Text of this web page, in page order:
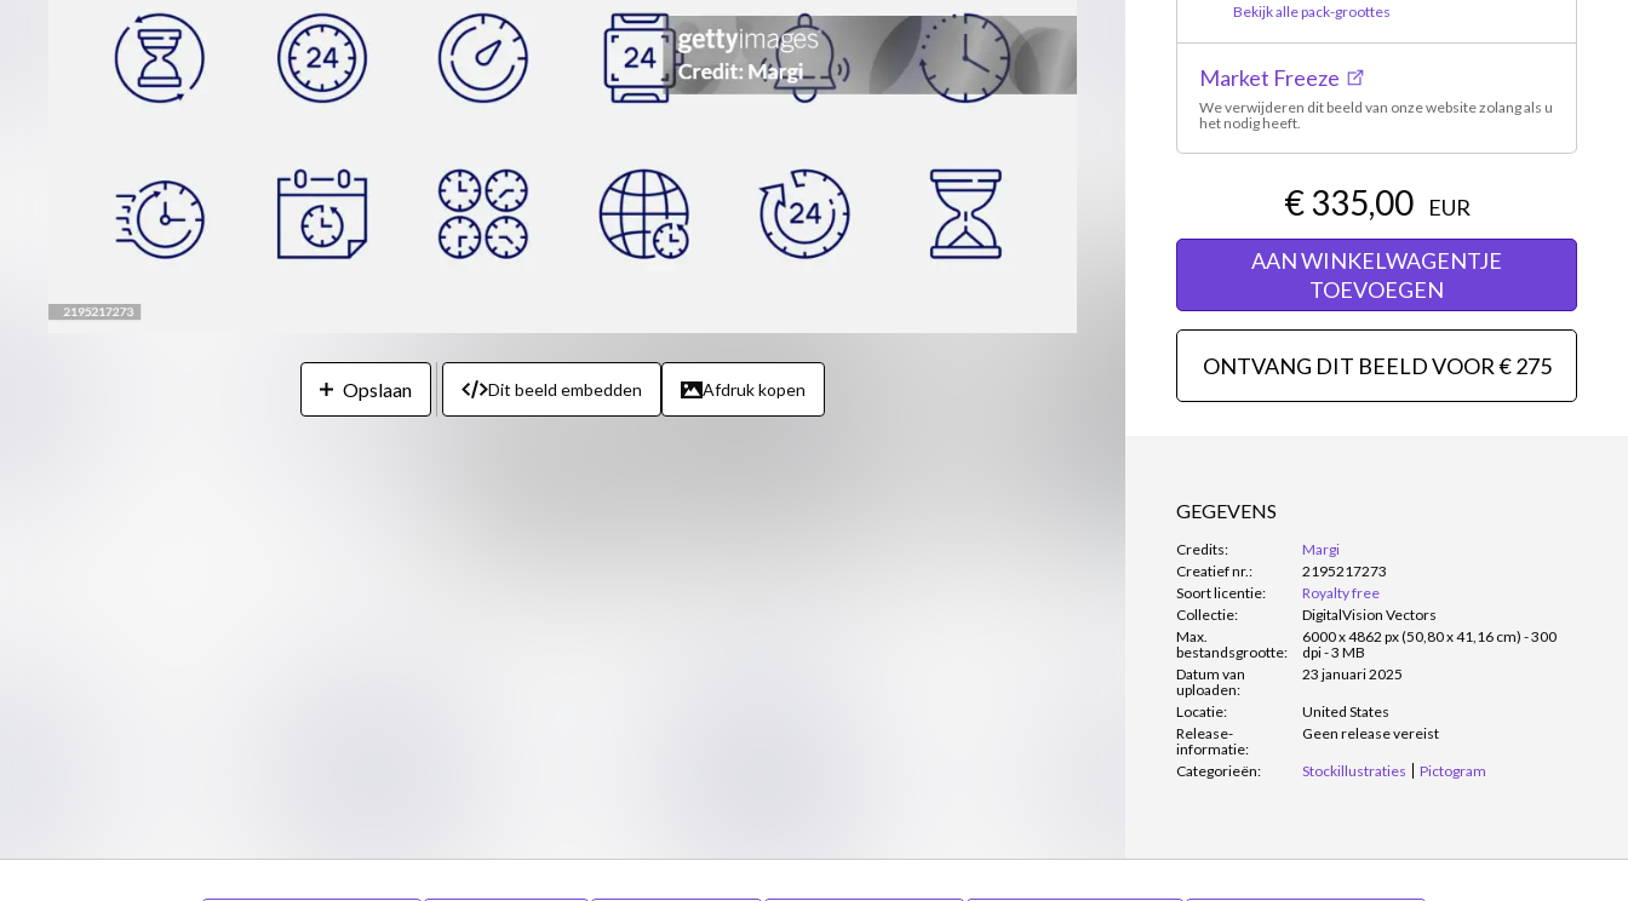
Opslaan Dit beeld embedden Afdruk kopen
Bekijk alle pack-groottes
Market Freeze
We verwijderen dit beeld van onze website zolang als u
het nodig heeft.
€ 335,00
EUR
AAN WINKELWAGENTJE
TOEVOEGEN
ONTVANG DIT BEELD VOOR € 275
GEGEVENS
Credits:
Margi
Creatief nr.:
2195217273
Soort licentie:
Royalty free
Collectie:
DigitalVision Vectors
Max.
bestandsgrootte:
6000 x 4862 px (50,80 x 41,16 cm) - 300
dpi - 3 MB
Datum van
uploaden:
23 januari 2025
Locatie:
United States
Release-
informatie:
Geen release vereist
Categorieën: Stockillustraties Pictogram